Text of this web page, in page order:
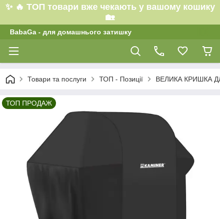
✨ 🔥 ТОП товари вже чекають у вашому кошику
🏡
BabaGa - для домашнього затишку
Товари та послуги ТОП - Позиції ВЕЛИКА КРИШКА
ТОП ПРОДАЖ